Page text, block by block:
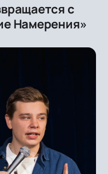
с
Намерения»